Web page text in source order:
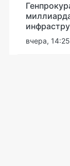
вчера, 14:25